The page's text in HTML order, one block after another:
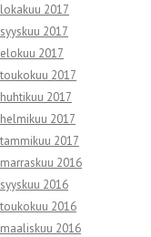
lokakuu 2017
syyskuu 2017
elokuu 2017
toukokuu 2017
huhtikuu 2017
helmikuu 2017
tammikuu 2017
marraskuu 2016
syyskuu 2016
toukokuu 2016
maaliskuu 2016